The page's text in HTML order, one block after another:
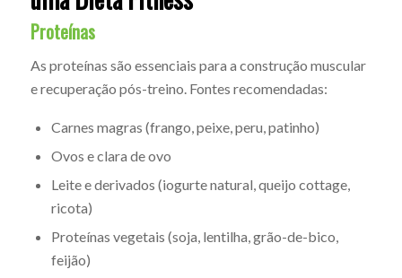
Proteínas
As proteínas são essenciais para a construção muscular
e recuperação pós-treino. Fontes recomendadas:
Carnes magras (frango, peixe, peru, patinho)
Ovos e clara de ovo
Leite e derivados (iogurte natural, queijo cottage,
ricota)
Proteínas vegetais (soja, lentilha, grão-de-bico,
feijão)